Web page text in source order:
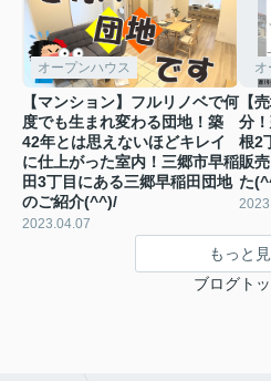
オープンハウス
【マンション】フルリノベで何
度でも生まれ変わる団地！築
42年とは思えないほどキレイ
に仕上がった室内！三郷市早稲
田3丁目にある三郷早稲田団地
のご紹介(^^)/
2023.04.07
オ
【
分
根2
販
た
もっと
ブログト